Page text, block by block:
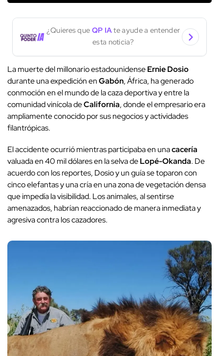
¿Quieres que QP IAte ayude a entender
esta noticia?
La muerte del millonario estadounidenseErnie Dosio
durante una expedición enGabón, África, ha generado
conmoción en el mundo de la caza deportiva y entre la
comunidad vinícola deCalifornia, donde el empresario era
ampliamente conocido por sus negocios y actividades
filantrópicas.
El accidente ocurrió mientras participaba en unacacería
valuada en 40 mil dólares en la selva deLopé-Okanda. De
acuerdo con los reportes, Dosio y un guía se toparon con
cinco elefantas y una cría en una zona de vegetación densa
que impedía la visibilidad. Los animales, al sentirse
amenazados, habrían reaccionado de manera inmediata y
agresiva contra los cazadores.